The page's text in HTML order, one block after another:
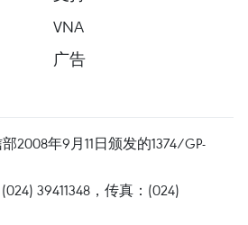
VNA
广告
2008年9月11日颁发的1374/GP-
39411348，传真：(024)